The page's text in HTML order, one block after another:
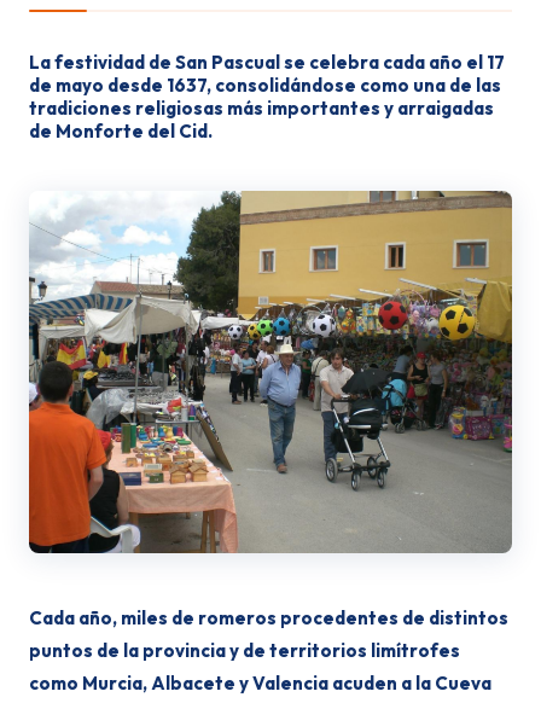
La festividad de San Pascualse celebra cada año el 17
de mayo desde 1637, consolidándose como una de las
tradiciones religiosas más importantes y arraigadas
de Monforte del Cid.
Cada año, miles de romeros procedentes de distintos
puntos de la provincia y de territorios limítrofes
como Murcia, Albacete y Valencia acuden a la Cueva